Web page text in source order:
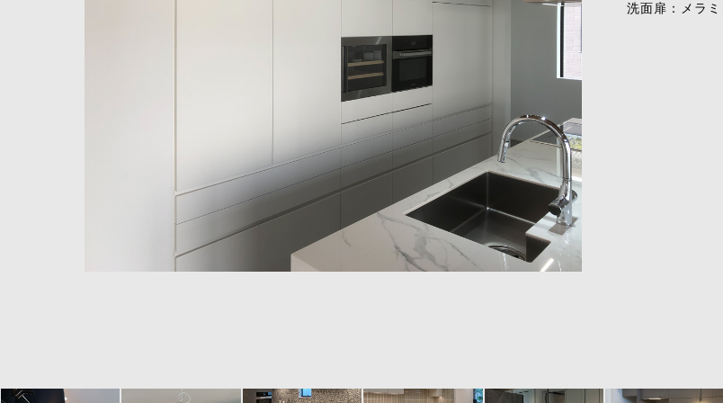
洗面扉：メラ